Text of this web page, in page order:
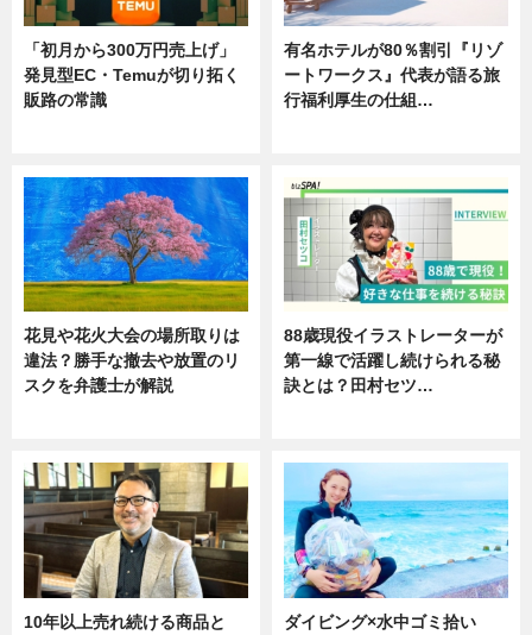
「初月から300万円売上げ」
発見型EC・Temuが切り拓く
販路の常識
有名ホテルが80％割引『リゾ
ートワークス』代表が語る旅
行福利厚生の仕組…
花見や花火大会の場所取りは
違法？勝手な撤去や放置のリ
スクを弁護士が解説
88歳現役イラストレーターが
第一線で活躍し続けられる秘
訣とは？田村セツ…
10年以上売れ続ける商品と
ダイビング×水中ゴミ拾い